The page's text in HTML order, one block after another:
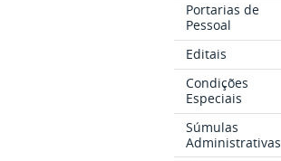
Portarias de
Pessoal
Editais
Condições
Especiais
Súmulas
Administrativas